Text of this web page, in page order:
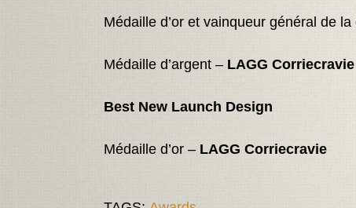
Médaille d’or et vainqueur général de
Médaille d’argent – LAGG Corriecravie
Best New Launch Design
Médaille d’or – LAGG Corriecravie